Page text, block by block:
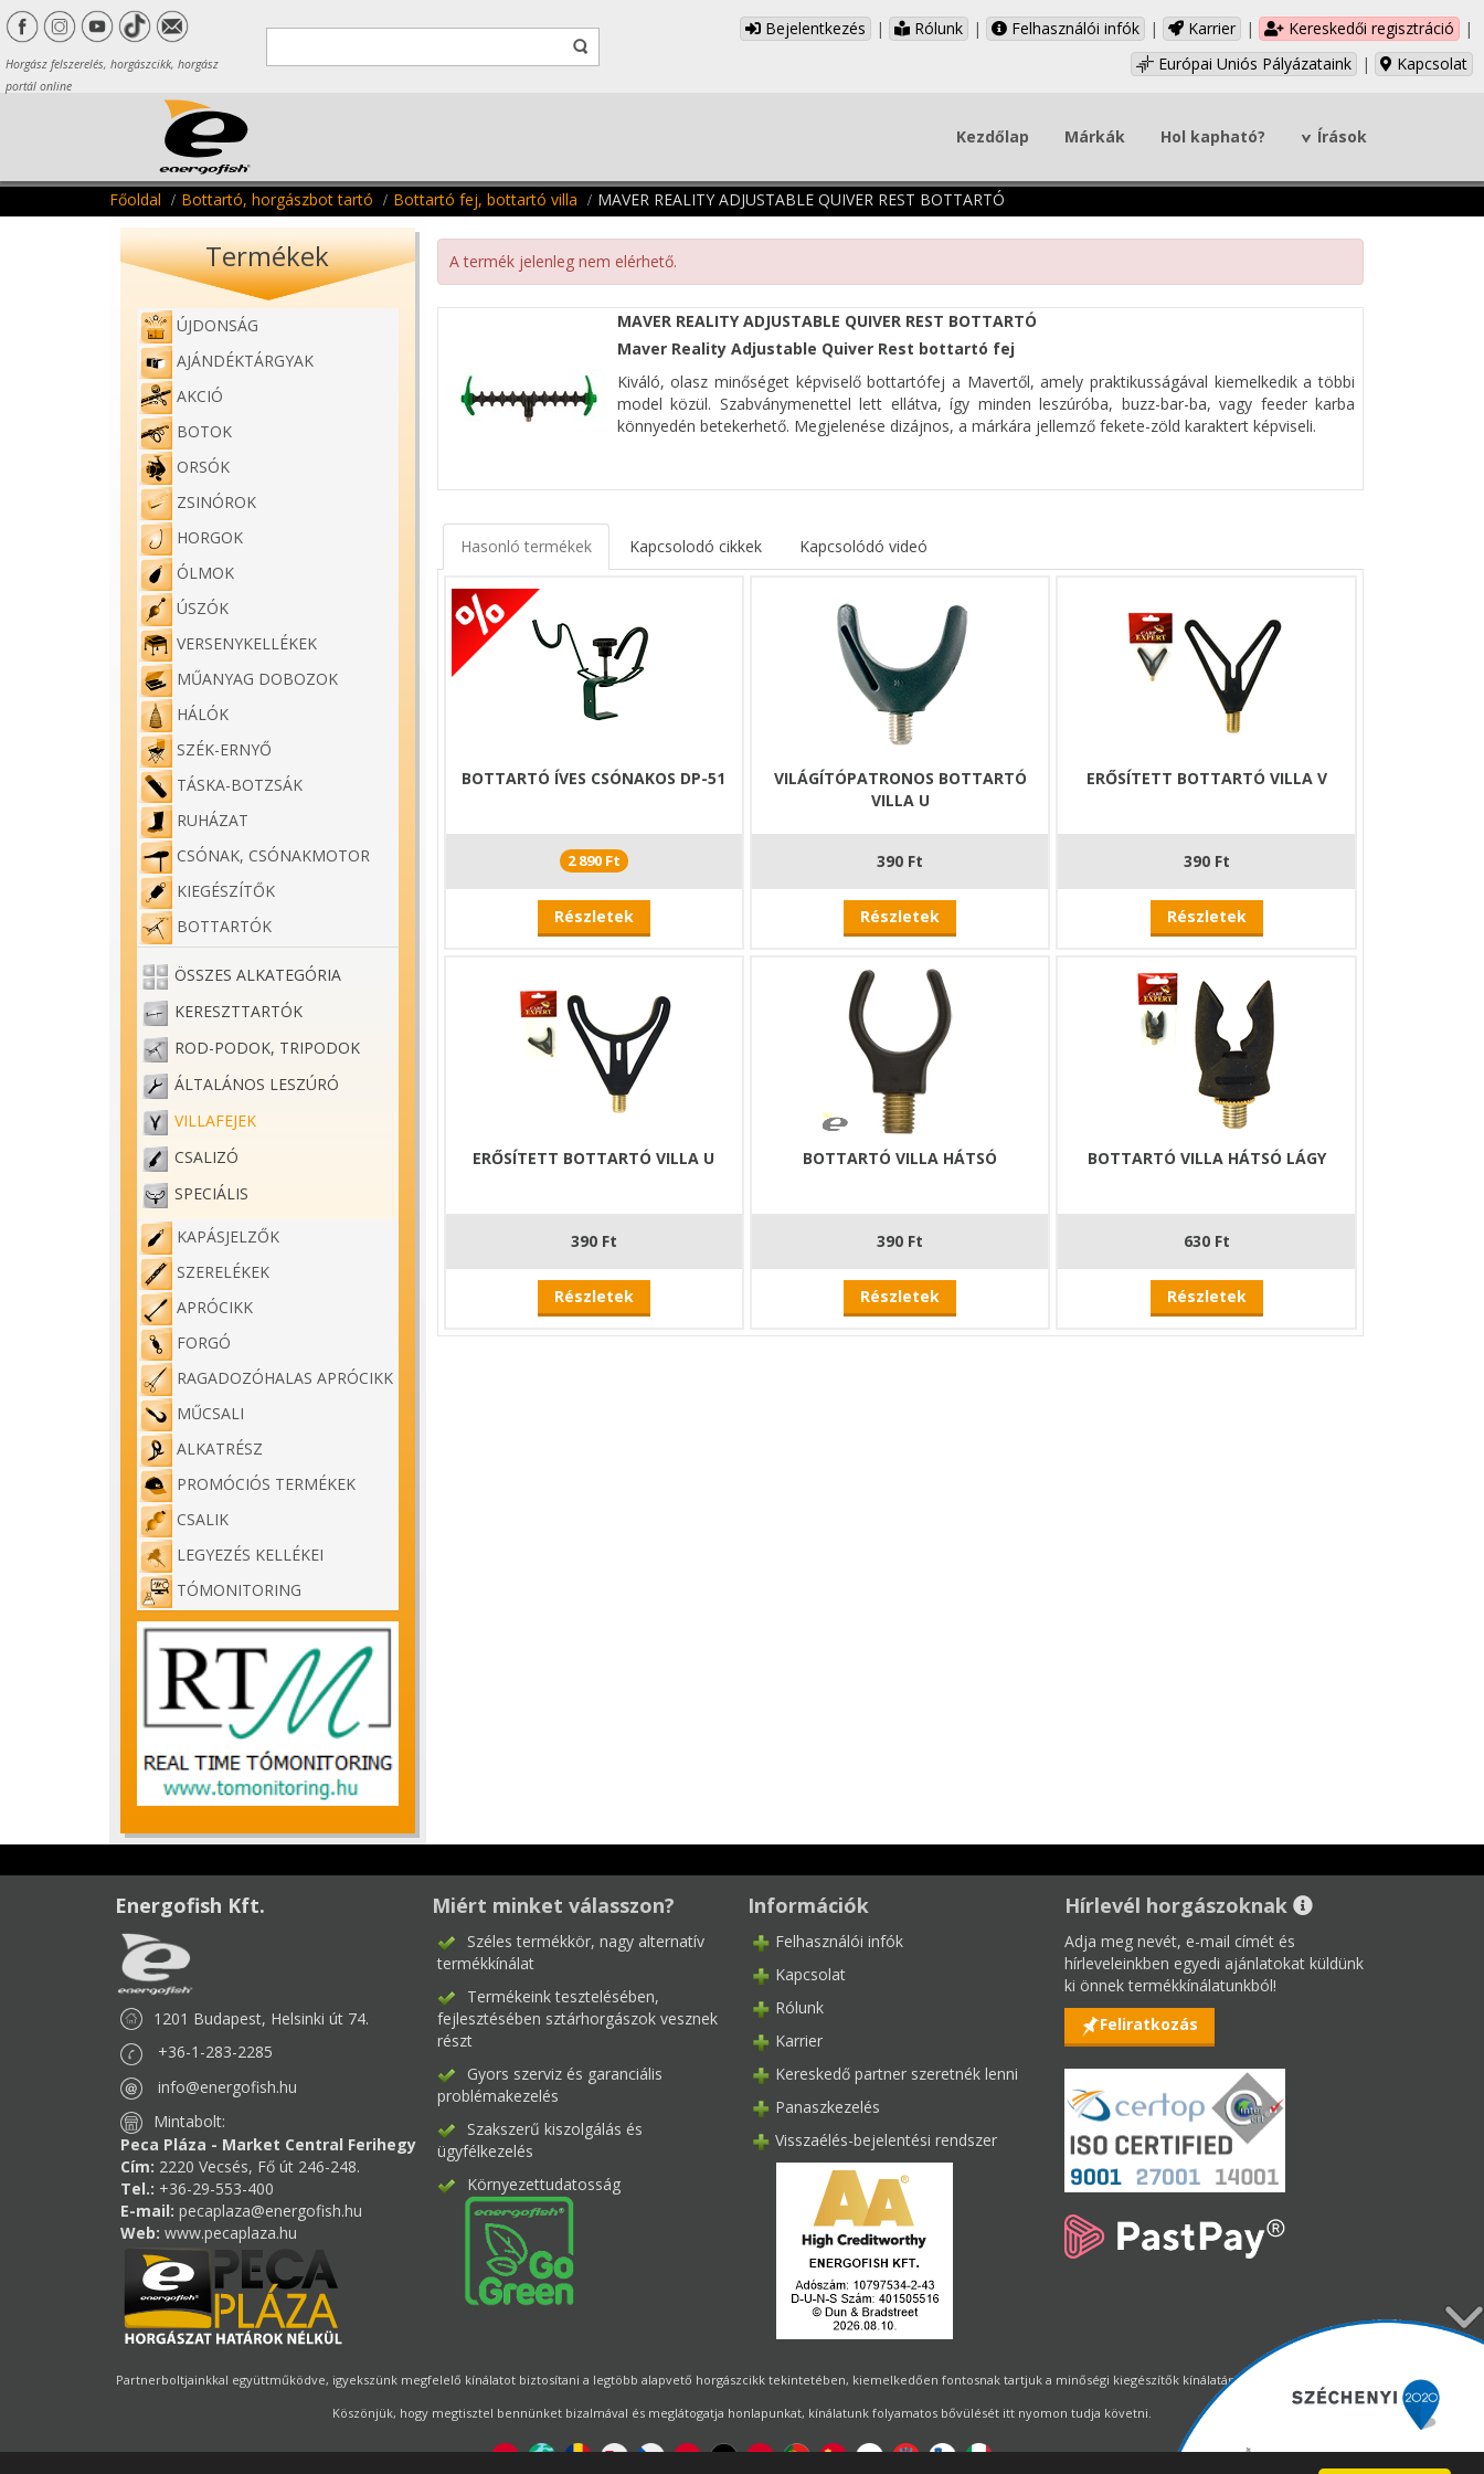
Horgász felszerelés, horgászcikk, horgász
portál online
Bejelentkezés | Rólunk | Felhasználói infók | Karrier | Kereskedői regisztráció
|
Európai Uniós Pályázataink
| Kapcsolat
Kezdőlap Márkák Hol kapható? Írások
Főoldal Bottartó, horgászbot tartó Bottartó fej, bottartó villa MAVER REALITY ADJUSTABLE QUIVER REST BOTTARTÓ
Termékek
ÚJDONSÁG
AJÁNDÉKTÁRGYAK
AKCIÓ
BOTOK
ORSÓK
ZSINÓROK
HORGOK
ÓLMOK
ÚSZÓK
VERSENYKELLÉKEK
MŰANYAG DOBOZOK
HÁLÓK
SZÉK-ERNYŐ
TÁSKA-BOTZSÁK
RUHÁZAT
CSÓNAK, CSÓNAKMOTOR
KIEGÉSZÍTŐK
BOTTARTÓK
ÖSSZES ALKATEGÓRIA
KERESZTTARTÓK
ROD-PODOK, TRIPODOK
ÁLTALÁNOS LESZÚRÓ
VILLAFEJEK
CSALIZÓ
SPECIÁLIS
KAPÁSJELZŐK
SZERELÉKEK
APRÓCIKK
FORGÓ
RAGADOZÓHALAS APRÓCIKK
MŰCSALI
ALKATRÉSZ
PROMÓCIÓS TERMÉKEK
CSALIK
LEGYEZÉS KELLÉKEI
TÓMONITORING
A termék jelenleg nem elérhető.
MAVER REALITY ADJUSTABLE QUIVER REST BOTTARTÓ
Maver Reality Adjustable Quiver Rest bottartó fej
Kiváló, olasz minőséget képviselő bottartófej a Mavertől, amely praktikusságával kiemelkedik a többi
model közül. Szabványmenettel lett ellátva, így minden leszúróba, buzz-bar-ba, vagy feeder karba
könnyedén betekerhető. Megjelenése dizájnos, a márkára jellemző fekete-zöld karaktert képviseli.
Hasonló termékek Kapcsolodó cikkek Kapcsolódó videó
BOTTARTÓ ÍVES CSÓNAKOS DP-51
2 890 Ft
Részletek
VILÁGÍTÓPATRONOS BOTTARTÓ
VILLA U
390 Ft
Részletek
ERŐSÍTETT BOTTARTÓ VILLA V
390 Ft
Részletek
ERŐSÍTETT BOTTARTÓ VILLA U
390 Ft
Részletek
BOTTARTÓ VILLA HÁTSÓ
390 Ft
Részletek
BOTTARTÓ VILLA HÁTSÓ LÁGY
630 Ft
Részletek
Energofish Kft.
1201 Budapest, Helsinki út 74.
+36-1-283-2285
info@energofish.hu
Mintabolt:
Peca Pláza - Market Central Ferihegy
Cím: 2220 Vecsés, Fő út 246-248.
Tel.: +36-29-553-400
E-mail: pecaplaza@energofish.hu
Web: www.pecaplaza.hu
Miért minket válasszon?
Széles termékkör, nagy alternatív
termékkínálat
Termékeink tesztelésében,
fejlesztésében sztárhorgászok vesznek
részt
Gyors szerviz és garanciális
problémakezelés
Szakszerű kiszolgálás és
ügyfélkezelés
Környezettudatosság
Információk
Felhasználói infók
Kapcsolat
Rólunk
Karrier
Kereskedő partner szeretnék lenni
Panaszkezelés
Visszaélés-bejelentési rendszer
Hírlevél horgászoknak
Adja meg nevét, e-mail címét és
hírleveleinkben egyedi ajánlatokat küldünk
ki önnek termékkínálatunkból!
Feliratkozás
Partnerboltjainkkal együttműködve, igyekszünk megfelelő kínálatot biztosítani a legtöbb alapvető horgászcikk tekintetében, kiemelkedően fontosnak tartjuk a minőségi kiegészítők kínálatának állandó biztosítását.
Köszönjük, hogy megtisztel bennünket bizalmával és meglátogatja honlapunkat, kínálatunk folyamatos bővülését itt nyomon tudja követni.